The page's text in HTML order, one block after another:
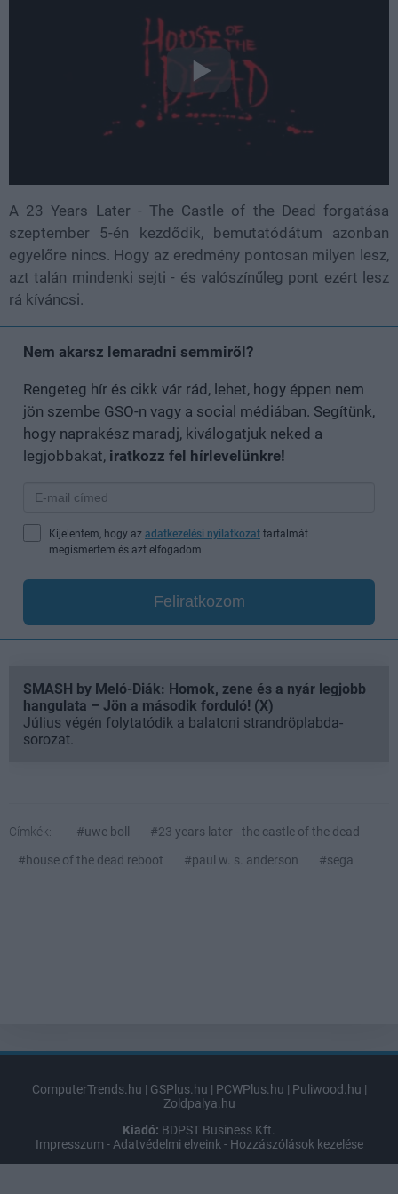
A 23 Years Later - The Castle of the Dead forgatása
szeptember 5-én kezdődik, bemutatódátum azonban
egyelőre nincs. Hogy az eredmény pontosan milyen lesz,
azt talán mindenki sejti - és valószínűleg pont ezért lesz
rá kíváncsi.
Nem akarsz lemaradni semmiről?
Rengeteg hír és cikk vár rád, lehet, hogy éppen nem
jön szembe GSO-n vagy a social médiában. Segítünk,
hogy naprakész maradj, kiválogatjuk neked a
legjobbakat, iratkozz fel hírlevelünkre!
Kijelentem, hogy az adatkezelési nyilatkozat tartalmát
megismertem és azt elfogadom.
Feliratkozom
SMASH by Meló-Diák: Homok, zene és a nyár legjobb
hangulata – Jön a második forduló! (X)
Július végén folytatódik a balatoni strandröplabda-
sorozat.
Címkék: #uwe boll
#23 years later - the castle of the dead
#house of the dead reboot
#paul w. s. anderson #sega
ComputerTrends.hu | GSPlus.hu | PCWPlus.hu | Puliwood.hu |
Zoldpalya.hu
Kiadó: BDPST Business Kft.
Impresszum - Adatvédelmi elveink - Hozzászólások kezelése